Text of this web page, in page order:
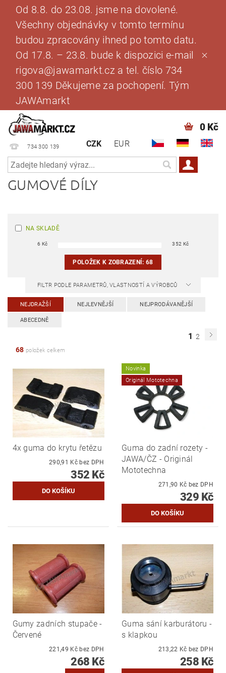
Od 8.8. do 23.08. jsme na dovolené.
Všechny objednávky v tomto termínu
budou zpracovány ihned po tomto datu.
Od 17.8. – 23.8. bude k dispozici e-mail
rigova@jawamarkt.cz a tel. číslo 734
300 139 Děkujeme za pochopení. Tým
JAWAmarkt
734 300 139 CZK EUR
0 Kč
GUMOVÉ DÍLY
NA SKLADĚ
6 Kč 352 Kč
POLOŽEK K ZOBRAZENÍ:68
FILTR PODLE PARAMETRŮ, VLASTNOSTÍ A VÝROBCŮ
NEJDRAŽŠÍ NEJLEVNĚJŠÍ NEJPRODÁVANĚJŠÍ
ABECEDNĚ
1 2
68 položek celkem
4x guma do krytu řetězu
290,91 Kč bez DPH
352 Kč
Novinka
Originál Mototechna
Guma do zadní rozety -
JAWA/ČZ - Originál
Mototechna
271,90 Kč bez DPH
329 Kč
Gumy zadních stupače -
Červené
221,49 Kč bez DPH
268 Kč
Guma sání karburátoru -
s klapkou
213,22 Kč bez DPH
258 Kč